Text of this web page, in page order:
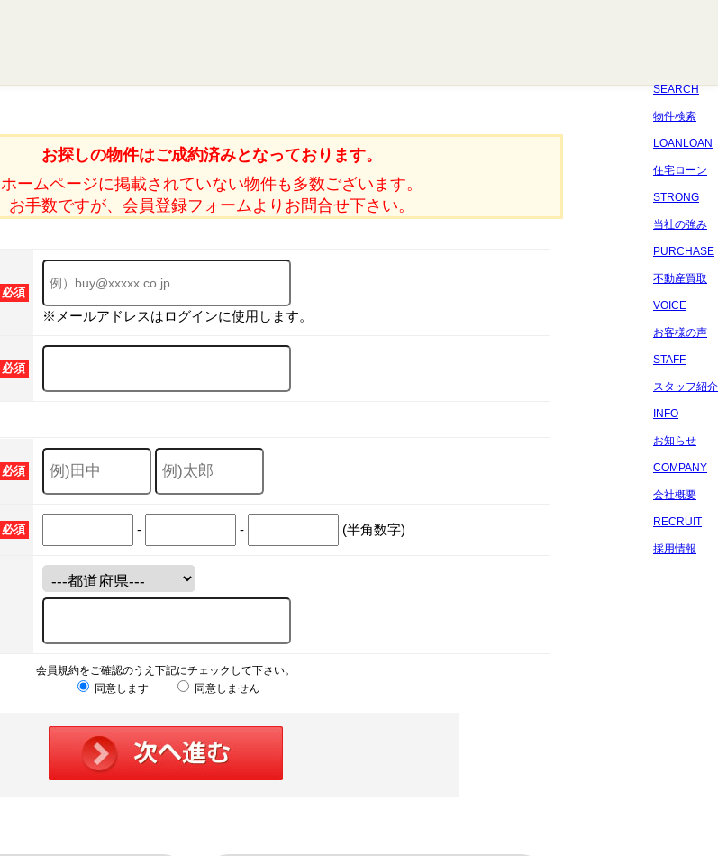
SEARCH
物件検索
LOANLOAN
住宅ローン
STRONG
当社の強み
PURCHASE
不動産買取
VOICE
お客様の声
STAFF
スタッフ紹介
INFO
お知らせ
COMPANY
会社概要
RECRUIT
採用情報
お探しの物件はご成約済みとなっております。
ホームページに掲載されていない物件も多数ございます。
お手数ですが、会員登録フォームよりお問合せ下さい。
必須
※メールアドレスはログインに使用します。
必須
必須
必須 - - (半角数字)
会員規約をご確認のうえ下記にチェックして下さい。
同意します
同意しません